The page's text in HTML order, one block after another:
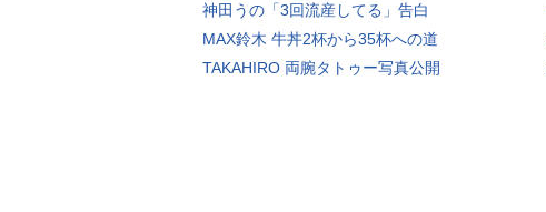
神田うの「3回流産してる」告白
MAX鈴木 牛丼2杯から35杯への道
TAKAHIRO 両腕タトゥー写真公開